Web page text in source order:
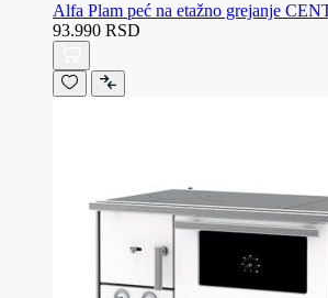
Alfa Plam peć na etažno grejanje
93.990 RSD